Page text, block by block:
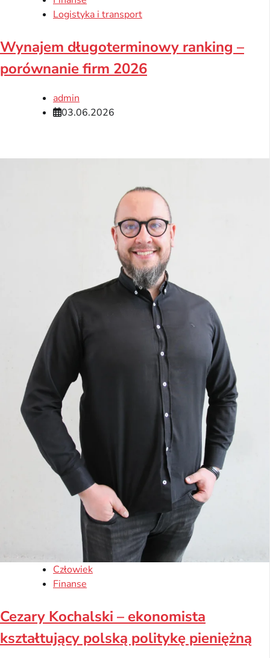
Logistyka i transport
Wynajem długoterminowy ranking –
porównanie firm 2026
admin
03.06.2026
Człowiek
Finanse
Cezary Kochalski – ekonomista
kształtujący polską politykę pieniężną